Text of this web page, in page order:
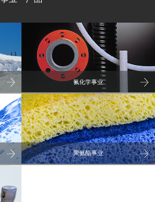
氟化学事业
聚氨酯事业